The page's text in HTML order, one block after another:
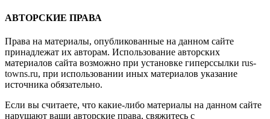
АВТОРСКИЕ ПРАВА
Права на материалы, опубликованные на данном сайте
принадлежат их авторам. Использование авторских
материалов сайта возможно при установке гиперссылки rus-
towns.ru, при использовании иных материалов указание
источника обязательно.
Если вы считаете, что какие-либо материалы на данном сайте
нарушают ваши авторские права, свяжитесь с